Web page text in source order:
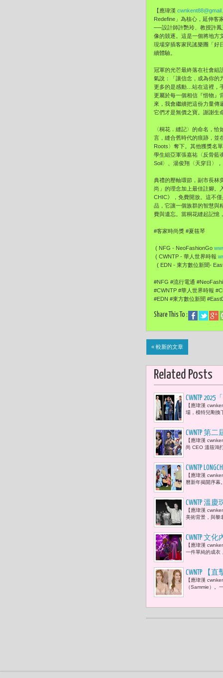
【應瑋漢
Redefine」為核心，延伸客
──設計師許艷玲、教授許
像的競逐。這是一個將地方
現場穿插客家民謠樂團「好
續體驗。
冠軍的光芒最終落在社會組
氣說：「讓信念，成為你的
更多的是感動…站在這裡，
更屬於每一個相信『惜物』
來，我會繼續把這份力量傳
它們才是無價之寶。謝謝生
〈桐花．縫記〉的命名，
言，縫合舊時代的痕跡，並
Roots〉奪下。其他獲獎名
學生組亞軍張嘉祐〈反骨藍
Soil〉、湯俊翔〈天穿日〉
典禮的壓軸環節，副市長林
尚」的理念加上最佳註腳。
CHIC》，免費開放。這不
品，它讓一個族群的智慧與
費與遺忘。當桐花縫起記憶
#客家時尚獎 #夏筱琴
( NFG - NeoFashionGo
( CWNTP - 華人世界時報
( EDN - 東方數位新聞-
#NFG #流行電通
#CWNTP #華人世界時報
#EDN #東方數位新聞
Share This To :
« 較新的文章
Related Posts
CWNTP
邀約臺灣設
【應瑋漢
場，模特兒剛換
CWNTP 第
心恬現身
【應瑋漢
尚 CEO 溫筱鴻
CWNTP
【應瑋漢
曆新年揭開序
CWNTP 溫
的，我要
【應瑋漢
美術背景，與黎
CWNTP 文
表 王時思
【應瑋漢
一件單純的成衣
​CWNTP 【
看呆！
【應瑋漢
（Sammie）。